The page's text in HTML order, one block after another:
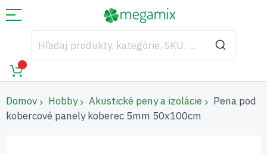
Domov Hobby Akustické peny a izolácie
Pena pod
kobercové panely koberec 5mm 50x100cm